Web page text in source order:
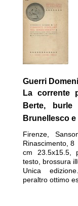
Guerri
La corrente
Berte,
Brunellesco
Firenze,
Rinascimento, 8
cm 23.5x15.5,
testo, brossura
Unica
peraltro ottimo